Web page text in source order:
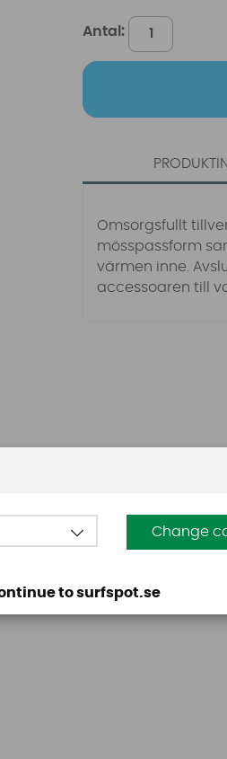
Antal:
Omsorgsfullt
mösspassform
värmen inne.
accessoaren till
har inga recensioner. Du
Change
to surfspot.se